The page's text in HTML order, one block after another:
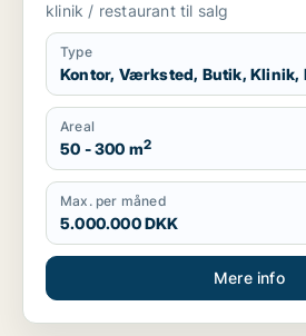
klinik / restaurant til salg
Type
Kontor, Værksted, Butik, Klinik,
Areal
50 - 300 m2
Max. per måned
5.000.000 DKK
Mere info